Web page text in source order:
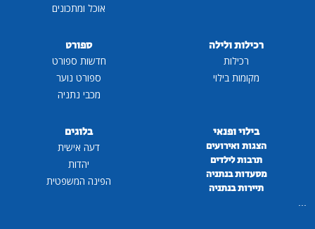
אוכל ומתכונים
רכילות ולילה
רכילות
מקומות בילוי
ספורט
חדשות ספורט
ספורט נוער
מכבי נתניה
בילוי ופנאי
הצגות ואירועים
תרבות לילדים
מסעדות בנתניה
תיירות בנתניה
בלוגים
דעה אישית
יהדות
הפינה המשפטית